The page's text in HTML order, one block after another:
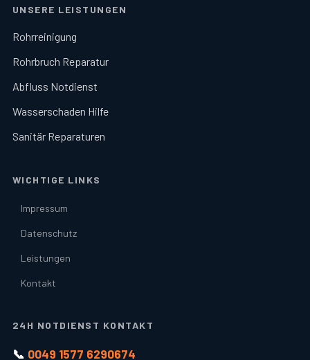
UNSERE LEISTUNGEN
Rohrreinigung
Rohrbruch Reparatur
Abfluss Notdienst
Wasserschaden Hilfe
Sanitär Reparaturen
WICHTIGE LINKS
Impressum
Datenschutz
Leistungen
Kontakt
24H NOTDIENST KONTAKT
📞 0049 1577 6290674